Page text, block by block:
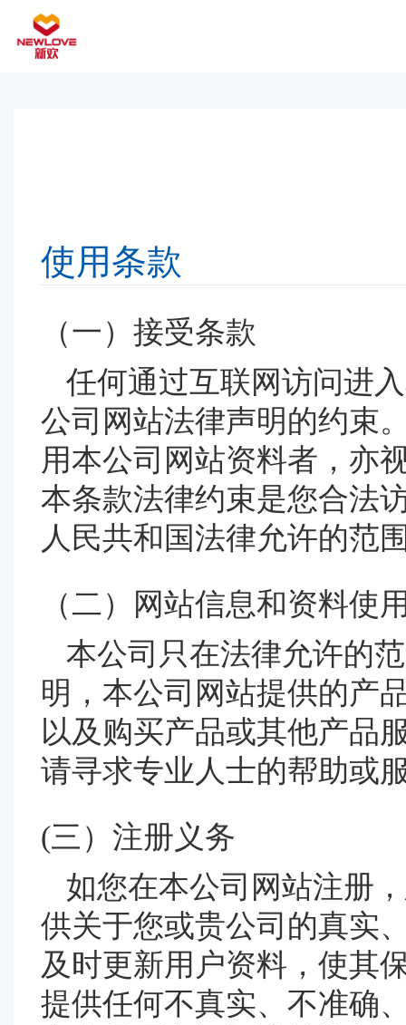
使用条款
（一）接受条款
任何通过互联网访问进
公司网站法律声明的约束
用本公司网站资料者，亦
本条款法律约束是您合法
人民共和国法律允许的范
（二）网站信息和资料使
本公司只在法律允许的
明，本公司网站提供的产
以及购买产品或其他产品
请寻求专业人士的帮助或
(三）注册义务
如您在本公司网站注册
供关于您或贵公司的真实
及时更新用户资料，使其
提供任何不真实、不准确